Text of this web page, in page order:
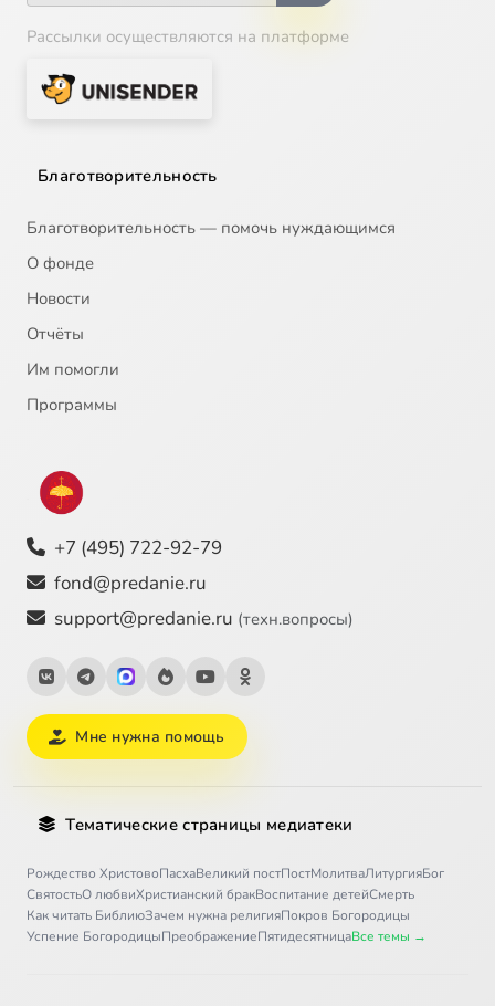
Рассылки осуществляются на платформе
Благотворительность
Благотворительность — помочь нуждающимся
О фонде
Новости
Отчёты
Им помогли
Программы
+7 (495) 722-92-79
fond@predanie.ru
support@predanie.ru (техн.вопросы)
Мне нужна помощь
Тематические страницы медиатеки
Рождество ХристовоПасхаВеликий постПостМолитваЛитургияБог
СвятостьО любвиХристианский бракВоспитание детейСмерть
Как читать БиблиюЗачем нужна религияПокров Богородицы
Успение БогородицыПреображениеПятидесятницаВсе темы →